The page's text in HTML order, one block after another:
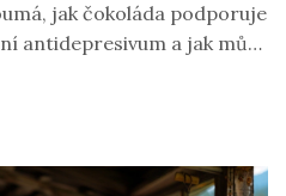
jak čokoláda podporuje
antidepresivum a jak může
které typy čokolády